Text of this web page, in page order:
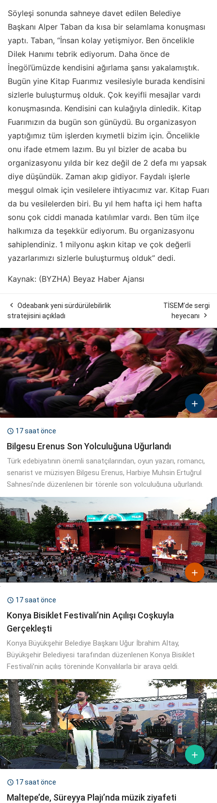
Söyleşi sonunda sahneye davet edilen Belediye
Başkanı Alper Taban da kısa bir selamlama konuşması
yaptı. Taban, “İnsan kolay yetişmiyor. Ben öncelikle
Dilek Hanımı tebrik ediyorum. Daha önce de
İnegöl’ümüzde kendisini ağırlama şansı yakalamıştık.
Bugün yine Kitap Fuarımız vesilesiyle burada kendisini
sizlerle buluşturmuş olduk. Çok keyifli mesajlar vardı
konuşmasında. Kendisini can kulağıyla dinledik. Kitap
Fuarımızın da bugün son günüydü. Bu organizasyon
yaptığımız tüm işlerden kıymetli bizim için. Öncelikle
onu ifade etmem lazım. Bu yıl bizler de acaba bu
organizasyonu yılda bir kez değil de 2 defa mı yapsak
diye düşündük. Zaman akıp gidiyor. Faydalı işlerle
meşgul olmak için vesilelere ihtiyacımız var. Kitap Fuarı
da bu vesilelerden biri. Bu yıl hem hafta içi hem hafta
sonu çok ciddi manada katılımlar vardı. Ben tüm ilçe
halkımıza da teşekkür ediyorum. Bu organizasyonu
sahiplendiniz. 1 milyonu aşkın kitap ve çok değerli
yazarlarımızı sizlerle buluşturmuş olduk” dedi.
Kaynak: (BYZHA) Beyaz Haber Ajansı
 Odeabank yeni sürdürülebilirlik
stratejisini açıkladı
TİSEM’de sergi
heyecanı


 17 saat önce
Bilgesu Erenus Son Yolculuğuna Uğurlandı
Türk edebiyatının önemli sanatçılarından, oyun yazarı, romancı,
senarist ve müzisyen Bilgesu Erenus, Harbiye Muhsin Ertuğrul
Sahnesi’nde düzenlenen bir törenle son yolculuğuna uğurlandı.

 17 saat önce
Konya Bisiklet Festivali’nin Açılışı Coşkuyla
Gerçekleşti
Konya Büyükşehir Belediye Başkanı Uğur İbrahim Altay,
Büyükşehir Belediyesi tarafından düzenlenen Konya Bisiklet
Festivali’nin açılış töreninde Konyalılarla bir araya geldi.

 17 saat önce
Maltepe’de, Süreyya Plajı’nda müzik ziyafeti